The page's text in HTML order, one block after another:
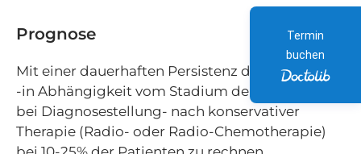
Termin
buchen
Prognose
Mit einer dauerhaften Persistenz des Tumors ist
-in Abhängigkeit vom Stadium der Erkrankung
bei Diagnosestellung- nach konservativer
Therapie (Radio- oder Radio-Chemotherapie)